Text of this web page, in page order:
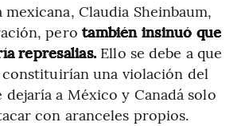
Claudia Sheinbaum,
pero también insinuó que
represalias. Ello se debe a que
constituirían una violación del
dejaría a México y Canadá solo
con aranceles propios.